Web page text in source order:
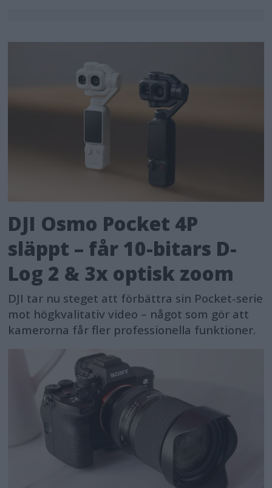
DJI Osmo Pocket 4P
släppt – får 10-bitars D-
Log 2 & 3x optisk zoom
DJI tar nu steget att förbättra sin Pocket-serie
mot högkvalitativ video – något som gör att
kamerorna får fler professionella funktioner.